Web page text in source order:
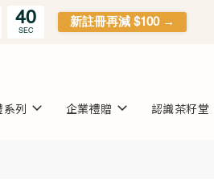
系列 企業禮贈 認識茶籽堂
38
SEC
新註冊再減 $100 →